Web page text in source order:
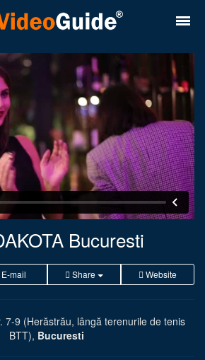
Bucuresti
E-mail Share Website
7-9 (Herăstrău, lângă terenurile de tenis
BTT), Bucuresti
Locuri
Destinații
Prețuri
Contact
Despre noi
Reguli de confidentialitate
Română
English